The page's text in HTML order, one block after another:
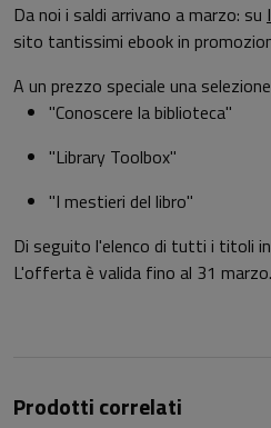
Da noi i saldi arrivano a marzo: su
sito tantissimi ebook in
A un prezzo speciale una
"Conoscere la biblioteca"
"Library Toolbox"
"I mestieri del libro"
Di seguito l'elenco di tutti i titoli
L'offerta è valida fino al 31 marzo.
Prodotti correlati